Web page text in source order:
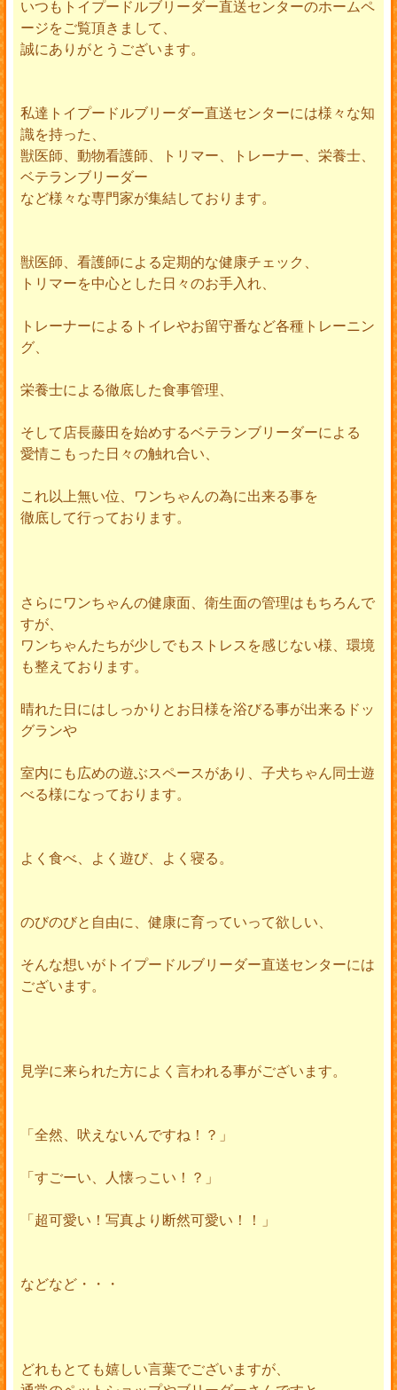
いつもトイプードルブリーダー直送センターのホームペ
ージをご覧頂きまして、
誠にありがとうございます。
私達トイプードルブリーダー直送センターには様々な知
識を持った、
獣医師、動物看護師、トリマー、トレーナー、栄養士、
ベテランブリーダー
など様々な専門家が集結しております。
獣医師、看護師による定期的な健康チェック、
トリマーを中心とした日々のお手入れ、
トレーナーによるトイレやお留守番など各種トレーニン
グ、
栄養士による徹底した食事管理、
そして店長藤田を始めするベテランブリーダーによる
愛情こもった日々の触れ合い、
これ以上無い位、ワンちゃんの為に出来る事を
徹底して行っております。
さらにワンちゃんの健康面、衛生面の管理はもちろんで
すが、
ワンちゃんたちが少しでもストレスを感じない様、環境
も整えております。
晴れた日にはしっかりとお日様を浴びる事が出来るドッ
グランや
室内にも広めの遊ぶスペースがあり、子犬ちゃん同士遊
べる様になっております。
よく食べ、よく遊び、よく寝る。
のびのびと自由に、健康に育っていって欲しい、
そんな想いがトイプードルブリーダー直送センターには
ございます。
見学に来られた方によく言われる事がございます。
「全然、吠えないんですね！？」
「すごーい、人懐っこい！？」
「超可愛い！写真より断然可愛い！！」
などなど・・・
どれもとても嬉しい言葉でございますが、